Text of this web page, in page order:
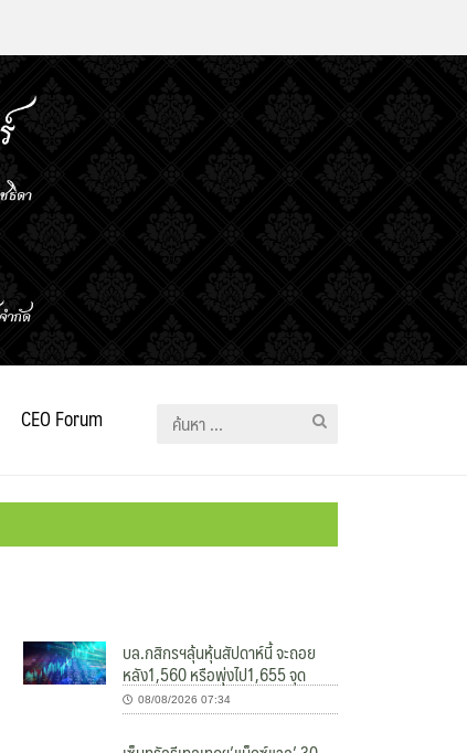
CEO Forum
ค้นหา
บล.กสิกรฯลุ้นหุ้นสัปดาห์นี้ จะถอย
หลัง1,560 หรือพุ่งไป1,655 จุด
08/08/2026 07:34